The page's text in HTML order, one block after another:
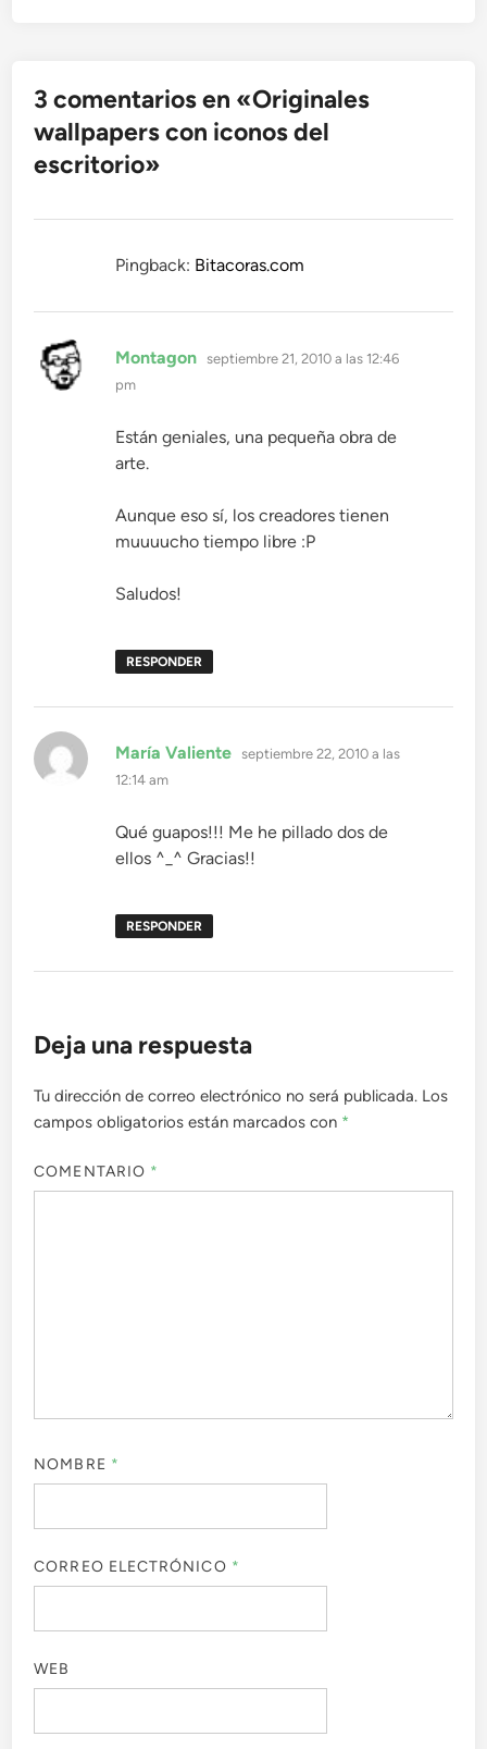
3 comentarios en «Originales
wallpapers con iconos del
escritorio»
Pingback: Bitacoras.com
Montagon dice:
septiembre 21, 2010 a las 12:46
pm
Están geniales, una pequeña obra de
arte.
Aunque eso sí, los creadores tienen
muuuucho tiempo libre :P
Saludos!
RESPONDER
María Valiente dice:
septiembre 22, 2010 a las
12:14 am
Qué guapos!!! Me he pillado dos de
ellos ^_^ Gracias!!
RESPONDER
Deja una respuesta
Tu dirección de correo electrónico no será publicada. Los
campos obligatorios están marcados con *
COMENTARIO *
NOMBRE *
CORREO ELECTRÓNICO *
WEB